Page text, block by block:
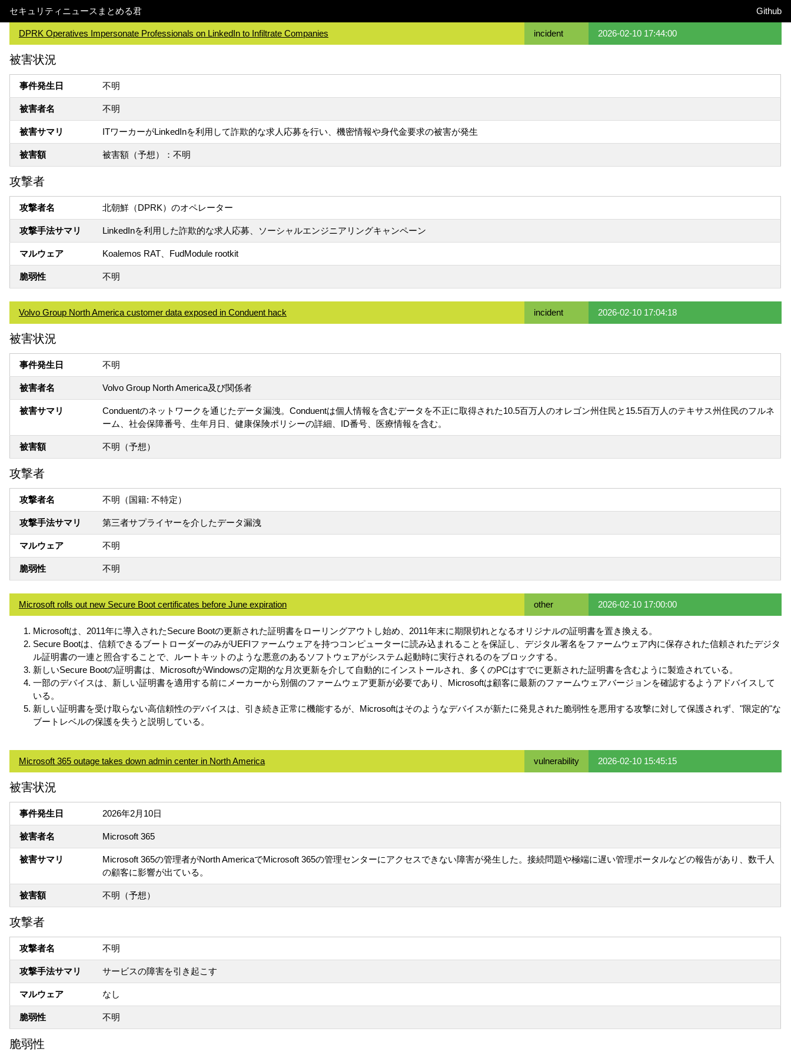
セキュリティニュースまとめる君 Github
DPRK Operatives Impersonate Professionals on LinkedIn to Infiltrate Companies incident 2026-02-10 17:44:00
被害状況
事件発生日 不明
被害者名 不明
被害サマリ ITワーカーがLinkedInを利用して詐欺的な求人応募を行い、機密情報や身代金要求の被害が発生
被害額 被害額（予想）：不明
攻撃者
攻撃者名 北朝鮮（DPRK）のオペレーター
攻撃手法サマリ LinkedInを利用した詐欺的な求人応募、ソーシャルエンジニアリングキャンペーン
マルウェア Koalemos RAT、FudModule rootkit
脆弱性 不明
Volvo Group North America customer data exposed in Conduent hack incident 2026-02-10 17:04:18
被害状況
事件発生日 不明
被害者名 Volvo Group North America及び関係者
被害サマリ
Conduentのネットワークを通じたデータ漏洩。Conduentは個人情報を含むデータを不正に取得された10.5百万人のオレゴン州住民と15.5百万人のテキサス州住民のフルネ
ーム、社会保障番号、生年月日、健康保険ポリシーの詳細、ID番号、医療情報を含む。
被害額 不明（予想）
攻撃者
攻撃者名 不明（国籍: 不特定）
攻撃手法サマリ 第三者サプライヤーを介したデータ漏洩
マルウェア 不明
脆弱性 不明
Microsoft rolls out new Secure Boot certificates before June expiration other 2026-02-10 17:00:00
Microsoftは、2011年に導入されたSecure Bootの更新された証明書をローリングアウトし始め、2011年末に期限切れとなるオリジナルの証明書を置き換える。
Secure Bootは、信頼できるブートローダーのみがUEFIファームウェアを持つコンピューターに読み込まれることを保証し、デジタル署名をファームウェア内に保存された信頼されたデジタ
ル証明書の一連と照合することで、ルートキットのような悪意のあるソフトウェアがシステム起動時に実行されるのをブロックする。
新しいSecure Bootの証明書は、MicrosoftがWindowsの定期的な月次更新を介して自動的にインストールされ、多くのPCはすでに更新された証明書を含むように製造されている。
一部のデバイスは、新しい証明書を適用する前にメーカーから別個のファームウェア更新が必要であり、Microsoftは顧客に最新のファームウェアバージョンを確認するようアドバイスして
いる。
新しい証明書を受け取らない高信頼性のデバイスは、引き続き正常に機能するが、Microsoftはそのようなデバイスが新たに発見された脆弱性を悪用する攻撃に対して保護されず、"限定的"な
ブートレベルの保護を失うと説明している。
Microsoft 365 outage takes down admin center in North America vulnerability 2026-02-10 15:45:15
被害状況
事件発生日 2026年2月10日
被害者名 Microsoft 365
被害サマリ
Microsoft 365の管理者がNorth AmericaでMicrosoft 365の管理センターにアクセスできない障害が発生した。接続問題や極端に遅い管理ポータルなどの報告があり、数千人
の顧客に影響が出ている。
被害額 不明（予想）
攻撃者
攻撃者名 不明
攻撃手法サマリ サービスの障害を引き起こす
マルウェア なし
脆弱性 不明
脆弱性